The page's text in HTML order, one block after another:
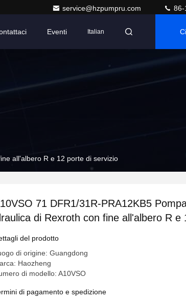
service@hzpumpru.com 86-
Eventi Italian
all'albero R e 12 porte di servizio
71 DFR1/31R-PRA12KB5
di Rexroth con fine all'albero R e
del prodotto
di origine: Guangdong
Haozheng
di modello: A10VSO
di pagamento e spedizione